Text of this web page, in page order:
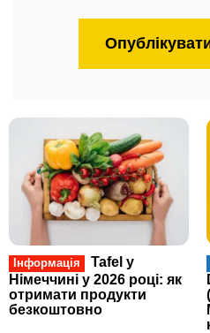
Інформація
Tafel у
Німеччині у 2026 році: як
отримати продукти
безкоштовно